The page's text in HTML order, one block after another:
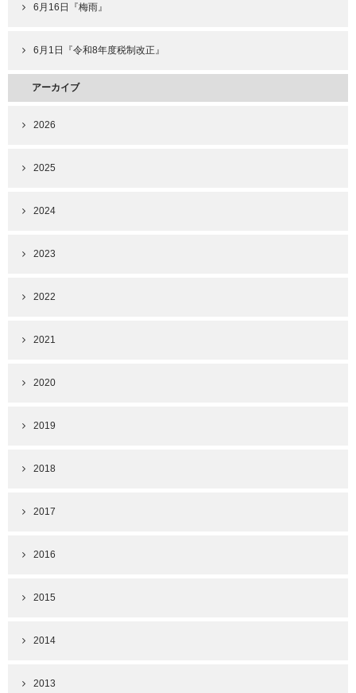
6月16日『梅雨』
6月1日『令和8年度税制改正』
アーカイブ
2026
2025
2024
2023
2022
2021
2020
2019
2018
2017
2016
2015
2014
2013